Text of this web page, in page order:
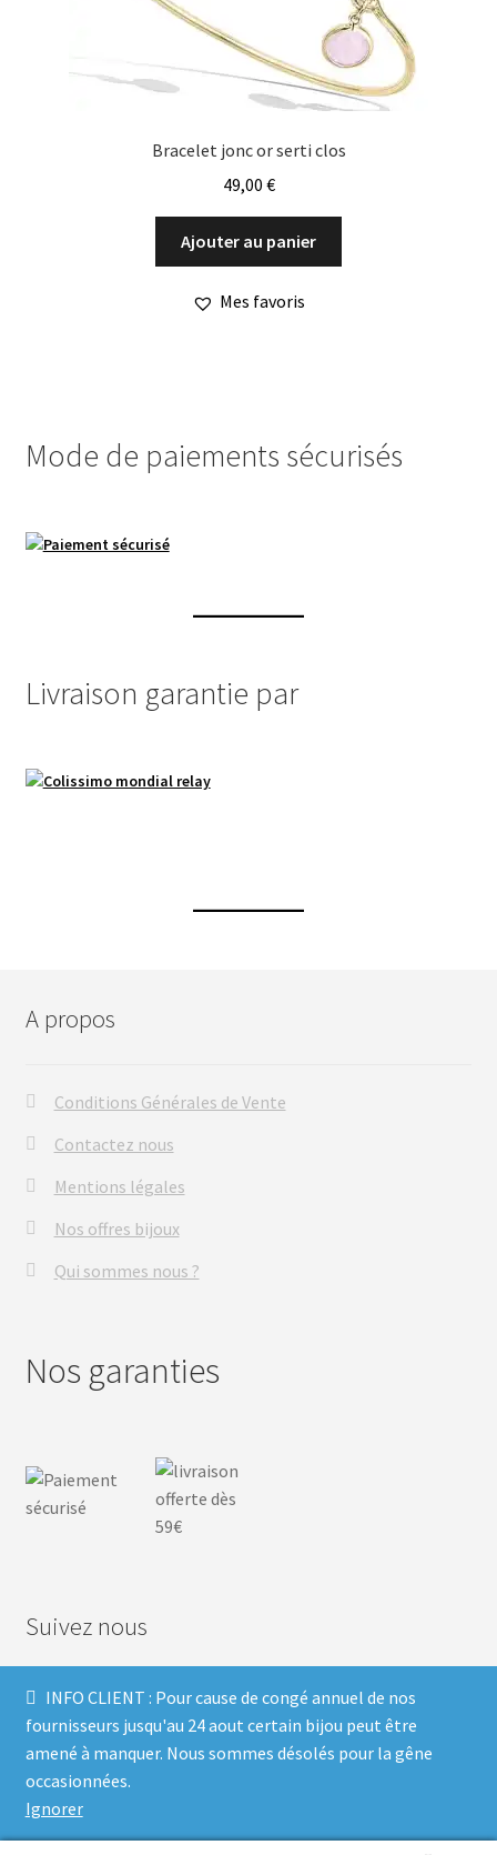
Bracelet jonc or serti clos
49,00 €
Ajouter au panier
Mes favoris
Mode de paiements sécurisés
Livraison garantie par
A propos
Conditions Générales de Vente
Contactez nous
Mentions légales
Nos offres bijoux
Qui sommes nous ?
Nos garanties
Suivez nous
F
a
c
I
n
P
i
T
w
Built with Storefront & WooCommerce.
INFO CLIENT : Pour cause de congé annuel de nos
fournisseurs jusqu'au 24 aout certain bijou peut être
amené à manquer. Nous sommes désolés pour la gêne
occasionnées.
Ignorer